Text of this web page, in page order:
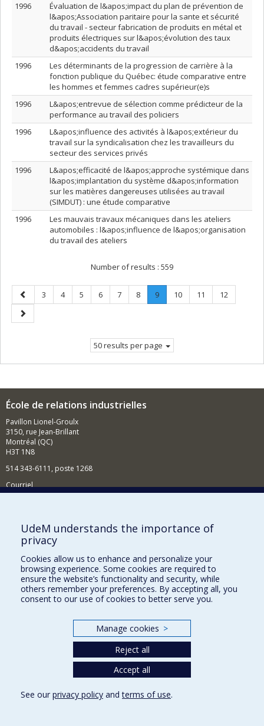
1996
Évaluation de l&apos;impact du plan de prévention de
l&apos;Association paritaire pour la sante et sécurité
du travail - secteur fabrication de produits en métal et
produits électriques sur l&apos;évolution des taux
d&apos;accidents du travail
1996
Les déterminants de la progression de carrière à la
fonction publique du Québec: étude comparative entre
les hommes et femmes cadres supérieur(e)s
1996
L&apos;entrevue de sélection comme prédicteur de la
performance au travail des policiers
1996
L&apos;influence des activités à l&apos;extérieur du
travail sur la syndicalisation chez les travailleurs du
secteur des services privés
1996
L&apos;efficacité de l&apos;approche systémique dans
l&apos;implantation du système d&apos;information
sur les matières dangereuses utilisées au travail
(SIMDUT) : une étude comparative
1996
Les mauvais travaux mécaniques dans les ateliers
automobiles : l&apos;influence de l&apos;organisation
du travail des ateliers
Number of results : 559
Previous
page
Page
3 Page
4 Page
5 Page
6 Page
7 Page
8 Page
9.
Current
Page
10 Page
11 Page
12
Next
page
50 results per page
École de relations industrielles
Pavillon Lionel-Groulx
3150, rue Jean-Brillant
Montréal (QC)
H3T 1N8
514 343-6111, poste 1268
Courriel
Comment soutenir l'École?
BESOIN D'AIDE?
Plan du site
Signaler une erreur
Accessibilité
Nos départements et écoles
UdeM understands the importance of
privacy
Cookies allow us to enhance and personalize your
browsing experience. Some cookies are required to
ensure the website’s functionality and security, while
others remember your preferences. By accepting all, you
consent to our use of cookies to better serve you.
Manage cookies >
Reject all
Accept all
See our privacy policy andterms of use.